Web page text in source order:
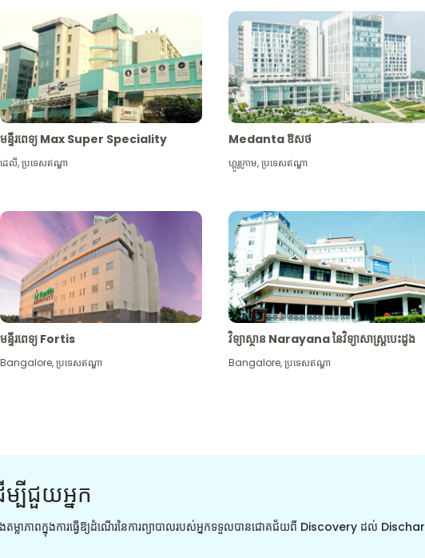
មន្ទីរពេទ្យ Max Super Speciality
ដេលី,ប្រទេសឥណ្ឌា
Medanta ឱសថ
ហ្គូរូក្រាម,ប្រទេសឥណ្ឌា
មន្ទីរពេទ្យ Fortis
Bangalore,ប្រទេសឥណ្ឌា
វិទ្យាស្ថាន Narayana នៃវិទ្យាសាស្រ្តបេះដូង
Bangalore,ប្រទេសឥណ្ឌា
ម្បី​ជួយ​អ្នក
ាភាពក្នុងការធ្វើឱ្យដំណើរនៃការព្យាបាលរបស់អ្នកទទួលបានជោគជ័យពី Discovery ដល់